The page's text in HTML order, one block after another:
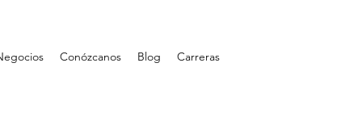
Conózcanos Blog Carreras